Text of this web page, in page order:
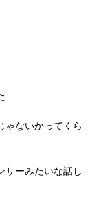
ゃないかってくら
サーみたいな話し